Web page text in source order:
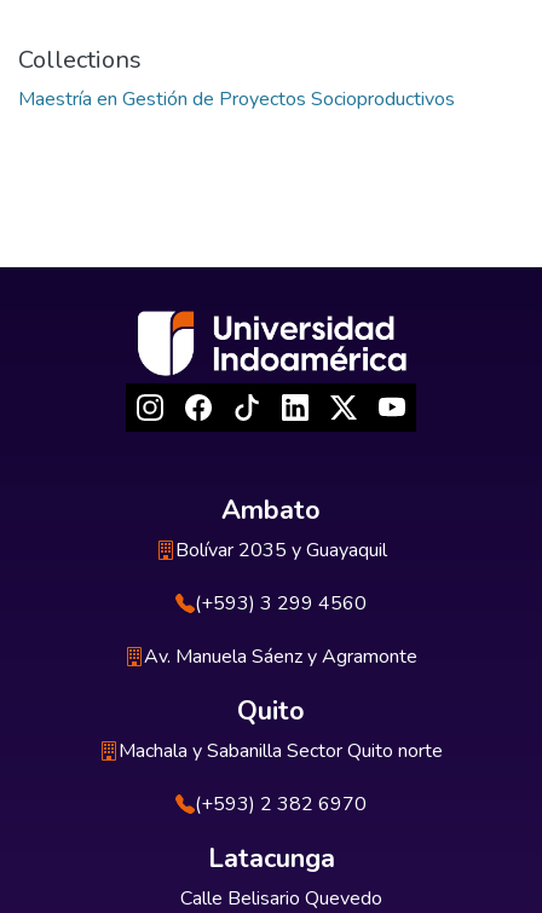
Collections
Maestría en Gestión de Proyectos Socioproductivos
Ambato
Bolívar 2035 y Guayaquil
(+593) 3 299 4560
Av. Manuela Sáenz y Agramonte
Quito
Machala y Sabanilla Sector Quito norte
(+593) 2 382 6970
Latacunga
Calle Belisario Quevedo